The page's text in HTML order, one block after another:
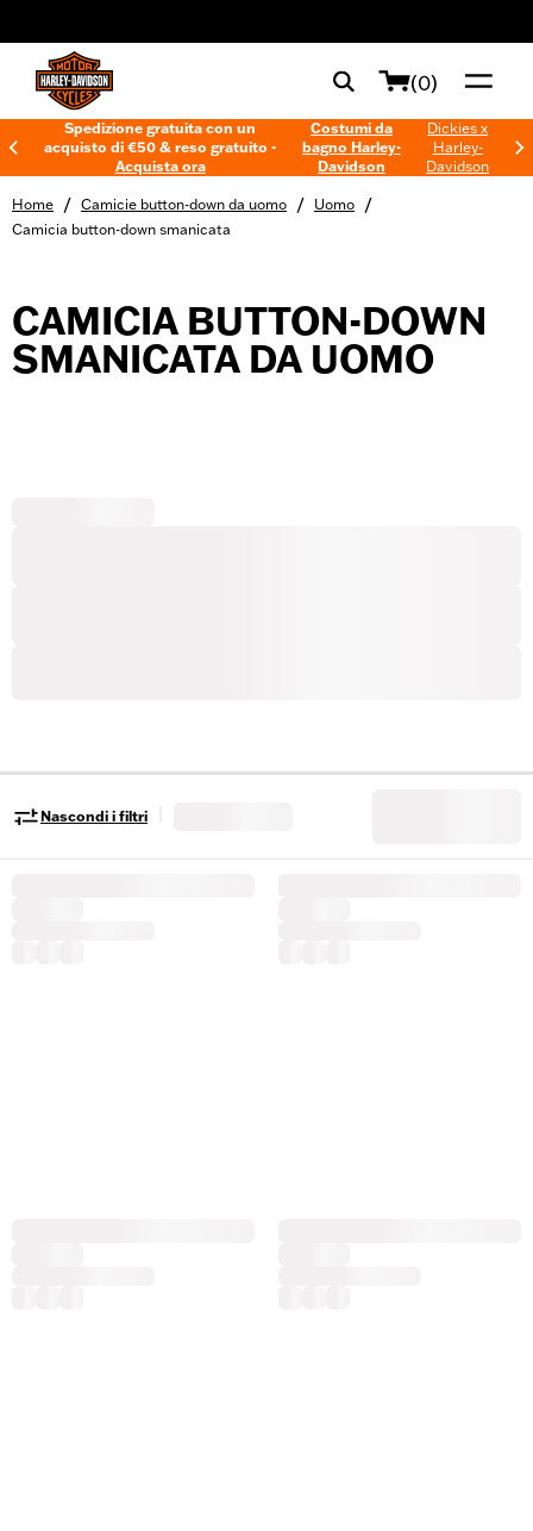
(0)
Spedizione gratuita con un
acquisto di €50 & reso gratuito -
Acquista ora
Costumi da
bagno Harley-
Davidson
Dickies x
Harley-
Davidson
Home / Camicie button-down da uomo / Uomo /
Camicia button-down smanicata
CAMICIA BUTTON-DOWN
SMANICATA DA UOMO
Nascondi i filtri